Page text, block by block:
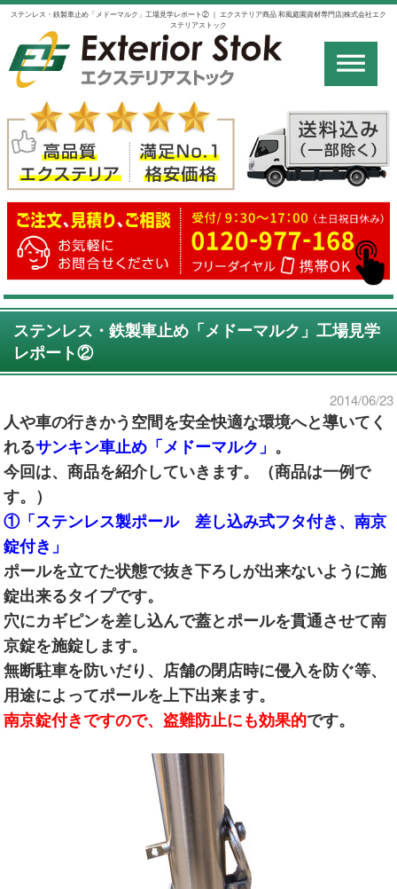
ステンレス・鉄製車止め「メドーマルク」工場見学レポート② ｜ エクステリア商品 和風庭園資材専門店|株式会社エク
ステリアストック
ステンレス・鉄製車止め「メドーマルク」工場見学
レポート②
2014/06/23
人や車の行きかう空間を安全快適な環境へと導いてく
れるサンキン車止め「メドーマルク」 。
今回は、商品を紹介していきます。（商品は一例で
す。）
①「ステンレス製ポール 差し込み式フタ付き、南京
錠付き」
ポールを立てた状態で抜き下ろしが出来ないように施
錠出来るタイプです。
穴にカギピンを差し込んで蓋とポールを貫通させて南
京錠を施錠します。
無断駐車を防いだり、店舗の閉店時に侵入を防ぐ等、
用途によってポールを上下出来ます。
南京錠付きですので、盗難防止にも効果的です。